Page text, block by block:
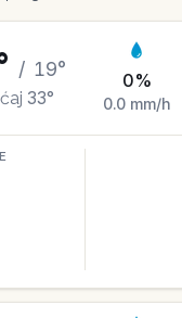
/ 19°
33°
0%
0.0mm/h